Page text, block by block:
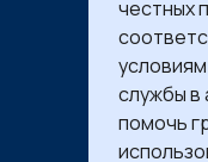
честных
службы в
помочь